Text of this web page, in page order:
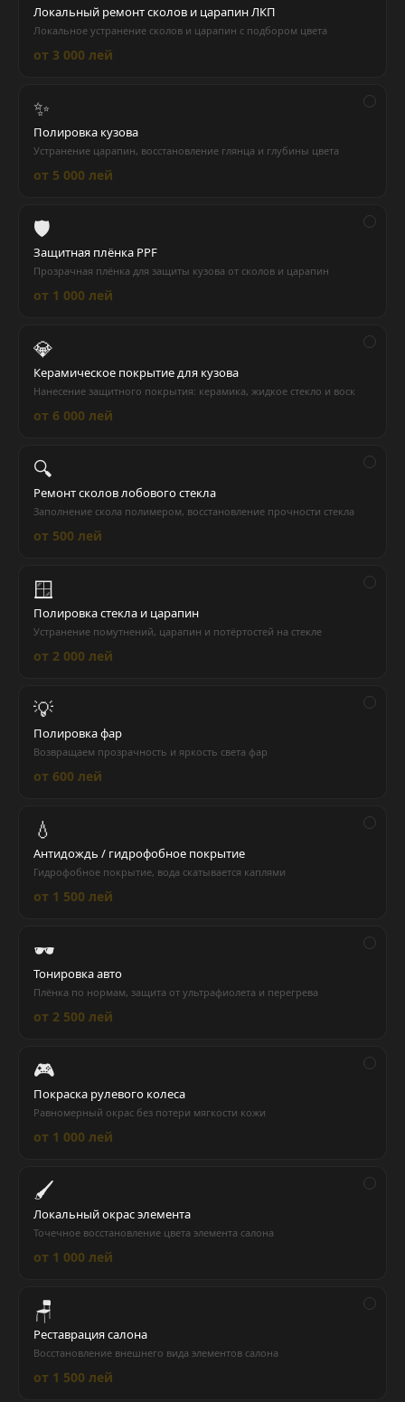
Локальный ремонт сколов и царапин ЛКП
Локальное устранение сколов и царапин с подбором цвета
от 3 000 лей
✨
Полировка кузова
Устранение царапин, восстановление глянца и глубины цвета
от 5 000 лей
🛡️
Защитная плёнка PPF
Прозрачная плёнка для защиты кузова от сколов и царапин
от 1 000 лей
💎
Керамическое покрытие для кузова
Нанесение защитного покрытия: керамика, жидкое стекло и воск
от 6 000 лей
🔍
Ремонт сколов лобового стекла
Заполнение скола полимером, восстановление прочности стекла
от 500 лей
🪟
Полировка стекла и царапин
Устранение помутнений, царапин и потёртостей на стекле
от 2 000 лей
💡
Полировка фар
Возвращаем прозрачность и яркость света фар
от 600 лей
💧
Антидождь / гидрофобное покрытие
Гидрофобное покрытие, вода скатывается каплями
от 1 500 лей
🕶️
Тонировка авто
Плёнка по нормам, защита от ультрафиолета и перегрева
от 2 500 лей
🎮
Покраска рулевого колеса
Равномерный окрас без потери мягкости кожи
от 1 000 лей
🖌️
Локальный окрас элемента
Точечное восстановление цвета элемента салона
от 1 000 лей
🪑
Реставрация салона
Восстановление внешнего вида элементов салона
от 1 500 лей